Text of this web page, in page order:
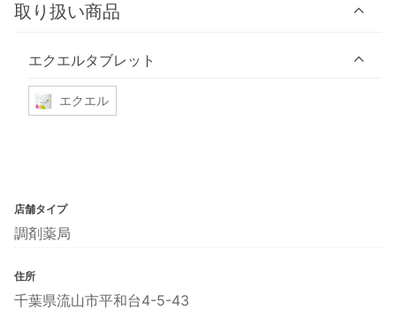
取り扱い商品
エクエルタブレット
エクエル
店舗タイプ
調剤薬局
住所
千葉県流山市平和台4-5-43